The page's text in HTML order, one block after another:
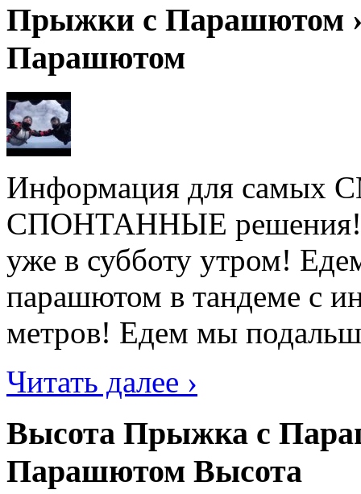
Прыжки с Парашютом
Парашютом
Информация для
СПОНТАННЫЕ решения!
уже в субботу утром!
парашютом в тандеме с
метров! Едем мы
Читать далее ›
Высота Прыжка с
Парашютом Высота